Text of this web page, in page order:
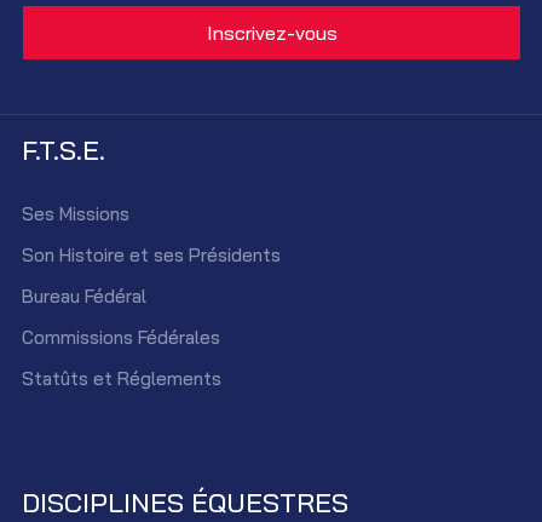
F.T.S.E.
Ses Missions
Son Histoire et ses Présidents
Bureau Fédéral
Commissions Fédérales
Statûts et Réglements
DISCIPLINES ÉQUESTRES